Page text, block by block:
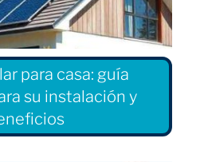
para casa: guía
su instalación y